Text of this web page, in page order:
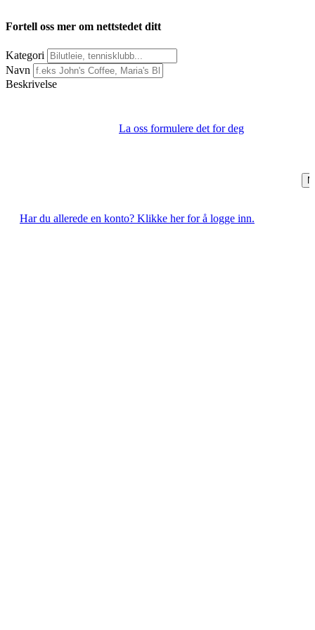
Fortell oss mer om nettstedet ditt
Kategori
Navn
Beskrivelse
La oss formulere det for deg
Har du allerede en konto? Klikke her for å logge inn.